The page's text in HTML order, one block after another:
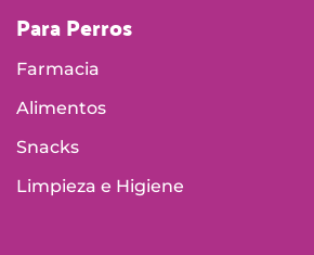
Para Perros
Farmacia
Alimentos
Snacks
Limpieza e Higiene